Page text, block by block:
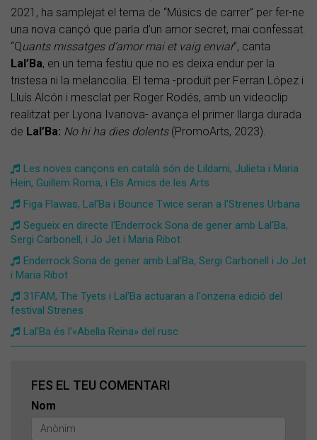
2021, ha samplejat el tema de “Músics de carrer” per fer-ne
una nova cançó que parla d’un amor secret, mai confessat.
“Quants missatges d’amor mai et vaig enviar”, canta
Lal’Ba, en un tema festiu que no es deixa endur per la
tristesa ni la melancolia. El tema -produït per Ferran López i
Lluís Alcón i mesclat per Roger Rodés, amb un videoclip
realitzat per Lyona Ivanova- avança el primer llarga durada
de Lal’Ba: No hi ha dies dolents(PromoArts, 2023).
Les noves cançons en català són de Lildami, Julieta i Maria
Hein, Guillem Roma, i Els Amics de les Arts
Figa Flawas, Lal'Ba i Bounce Twice seran a l'Strenes Urbana
Segueix en directe l'Enderrock Sona de gener amb Lal'Ba,
Sergi Carbonell, i Jo Jet i Maria Ribot
Enderrock Sona de gener amb Lal'Ba, Sergi Carbonell i Jo Jet
i Maria Ribot
31FAM, The Tyets i Lal'Ba actuaran a l'onzena edició del
festival Strenes
Lal'Ba és l'«Abella Reina» del rusc
FES EL TEU COMENTARI
Nom